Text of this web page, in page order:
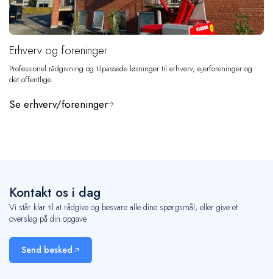
Erhverv og foreninger
Professionel rådgivning og tilpassede løsninger til erhverv, ejerforeninger og
det offentlige.
Se erhverv/foreninger
Kontakt os i dag
Vi står klar til at rådgive og besvare alle dine spørgsmål, eller give et
overslag på din opgave
Send besked